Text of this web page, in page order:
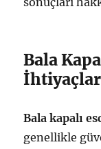
Bala
Bala kapalı
genellikle